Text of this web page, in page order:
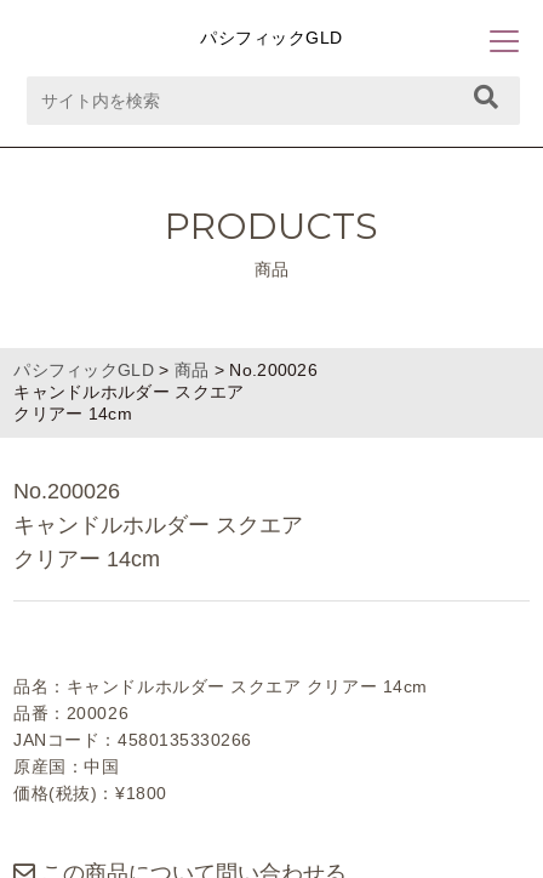
パシフィックGLD
PRODUCTS
商品
パシフィックGLD> 商品 > No.200026
キャンドルホルダー スクエア
クリアー 14cm
No.200026
キャンドルホルダー スクエア
クリアー 14cm
品名：キャンドルホルダー スクエア クリアー 14cm
品番：200026
JANコード：4580135330266
原産国：中国
価格(税抜)：¥1800
この商品について問い合わせる